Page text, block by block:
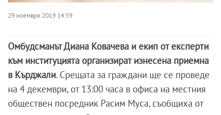
29 ноември 2019 14:59
Омбудсманът Диана Ковачева и екип от експерти
към институцията организират изнесена приемна
в Кърджали. Срещата за граждани ще се проведе
на 4 декември, от 13:00 часа в офиса на местния
обществен посредник Расим Муса, съобщиха от